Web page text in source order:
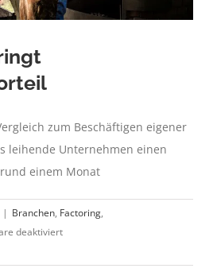
zum Beschäftigen eigener
leihende Unternehmen einen
einem Monat
| Branchen, Factoring,
deaktiviertfür
bringt